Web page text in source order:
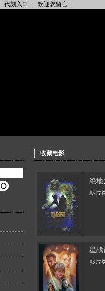
代刻入口 欢迎您留言
收藏电影
绝地
影片
星战
影片